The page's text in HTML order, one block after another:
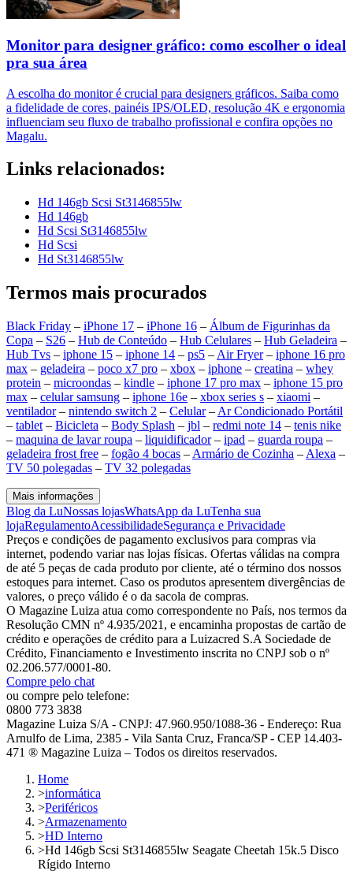
Monitor para designer gráfico: como escolher o ideal
pra sua área
A escolha do monitor é crucial para designers gráficos. Saiba como
a fidelidade de cores, painéis IPS/OLED, resolução 4K e ergonomia
influenciam seu fluxo de trabalho profissional e confira opções no
Magalu.
Links relacionados:
Hd 146gb Scsi St3146855lw
Hd 146gb
Hd Scsi St3146855lw
Hd Scsi
Hd St3146855lw
Termos mais procurados
Black Friday – iPhone 17 – iPhone 16 – Álbum de Figurinhas da
Copa – S26 – Hub de Conteúdo – Hub Celulares – Hub Geladeira –
Hub Tvs – iphone 15 – iphone 14 – ps5 – Air Fryer– iphone 16 pro
max – geladeira – poco x7 pro – xbox – iphone – creatina – whey
protein – microondas – kindle – iphone 17 pro max – iphone 15 pro
max – celular samsung – iphone 16e – xbox series s – xiaomi –
ventilador– nintendo switch 2 – Celular– Ar Condicionado Portátil
– tablet – Bicicleta – Body Splash – jbl – redmi note 14 – tenis nike
– maquina de lavar roupa – liquidificador– ipad – guarda roupa –
geladeira frost free – fogão 4 bocas – Armário de Cozinha – Alexa –
TV 50 polegadas – TV 32 polegadas
Mais informações
Blog da LuNossas lojasWhatsApp da LuTenha sua
lojaRegulamentoAcessibilidadeSegurança e Privacidade
Preços e condições de pagamento exclusivos para compras via
internet, podendo variar nas lojas físicas. Ofertas válidas na compra
de até 5 peças de cada produto por cliente, até o término dos nossos
estoques para internet. Caso os produtos apresentem divergências de
valores, o preço válido é o da sacola de compras.
O Magazine Luiza atua como correspondente no País, nos termos da
Resolução CMN nº 4.935/2021, e encaminha propostas de cartão de
crédito e operações de crédito para a Luizacred S.A Sociedade de
Crédito, Financiamento e Investimento inscrita no CNPJ sob o nº
02.206.577/0001-80.
Compre pelo chat
ou compre pelo telefone:
0800 773 3838
Magazine Luiza S/A - CNPJ: 47.960.950/1088-36 - Endereço: Rua
Arnulfo de Lima, 2385 - Vila Santa Cruz, Franca/SP - CEP 14.403-
471 ® Magazine Luiza – Todos os direitos reservados.
Home
>informática
>Periféricos
>Armazenamento
>HD Interno
>Hd 146gb Scsi St3146855lw Seagate Cheetah 15k.5 Disco
Rígido Interno